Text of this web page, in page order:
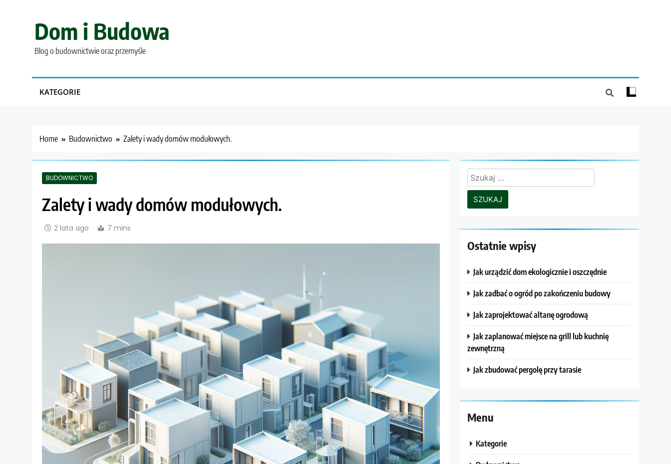
Dom i Budowa
Blog o budownictwie oraz przemyśle
KATEGORIE
Home Budownictwo Zalety i wady domów modułowych.
BUDOWNICTWO
Zalety i wady domów modułowych.
2 lata ago 7 mins
Szukaj:
Ostatnie wpisy
Jak urządzić dom ekologicznie i oszczędnie
Jak zadbać o ogród po zakończeniu budowy
Jak zaprojektować altanę ogrodową
Jak zaplanować miejsce na grill lub kuchnię
zewnętrzną
Jak zbudować pergolę przy tarasie
Menu
Kategorie